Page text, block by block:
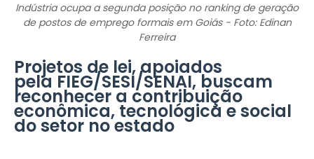
Indústria ocupa a segunda posição no ranking de geração
de postos de emprego formais em Goiás - Foto: Edinan
Ferreira
Projetos de lei, apoiados
pela FIEG/SESI/SENAI, buscam
reconhecer a contribuição
econômica, tecnológica e social
do setor no estado